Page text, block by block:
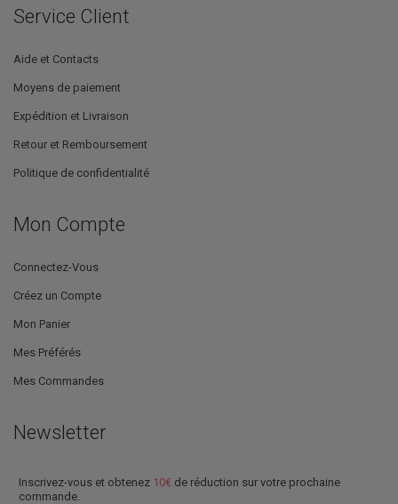
Service Client
Aide et Contacts
Moyens de paiement
Expédition et Livraison
Retour et Remboursement
Politique de confidentialité
Mon Compte
Connectez-Vous
Créez un Compte
Mon Panier
Mes Préférés
Mes Commandes
Newsletter
Inscrivez-vous et obtenez 10€ de réduction sur votre prochaine
commande.